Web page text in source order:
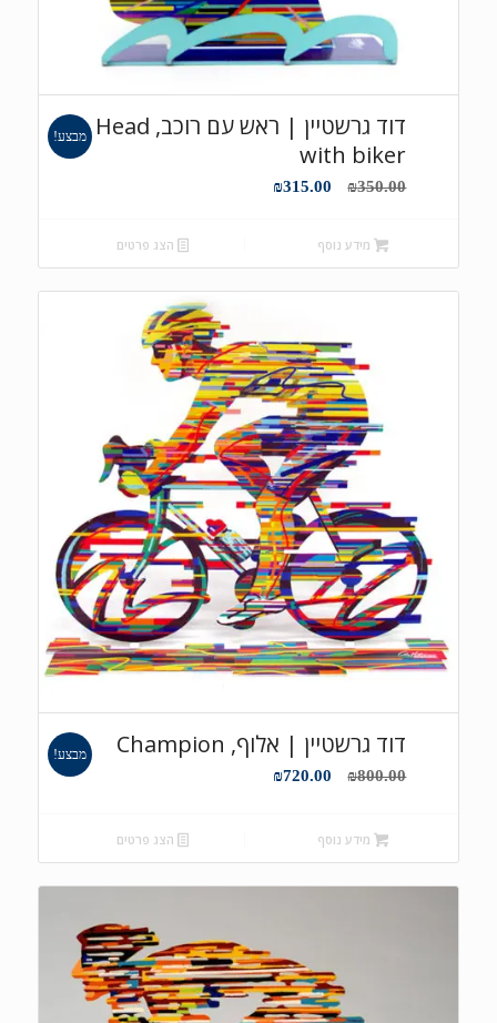
דוד גרשטיין | ראש עם רוכב, Head
with biker
₪350.00
המחיר
₪315.00 המחיר
מבצע!
מידע נוסף הצג פרטים
דוד גרשטיין | אלוף, Champion
₪800.00
המחיר
₪800.00.
₪720.00 המחיר
מבצע!
מידע נוסף הצג פרטים